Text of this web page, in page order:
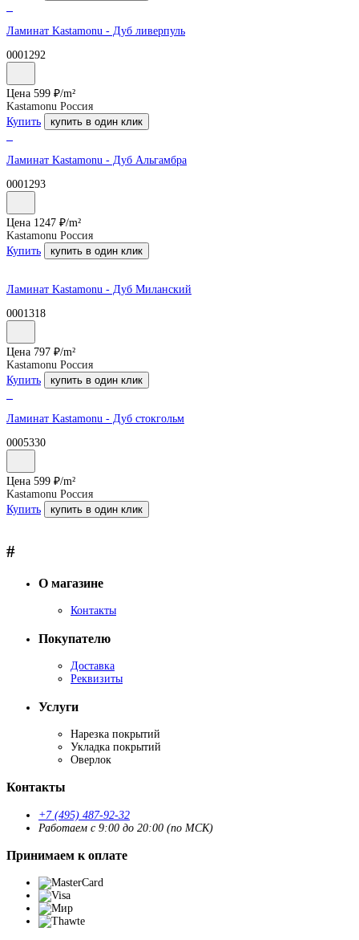
Ламинат Kastamonu - Дуб ливерпуль
0001292
Цена 599 ₽/m²
Kastamonu Россия
Купить
купить в один клик
Ламинат Kastamonu - Дуб Альгамбра
0001293
Цена 1247 ₽/m²
Kastamonu Россия
Купить
купить в один клик
Ламинат Kastamonu - Дуб Миланский
0001318
Цена 797 ₽/m²
Kastamonu Россия
Купить
купить в один клик
Ламинат Kastamonu - Дуб стокгольм
0005330
Цена 599 ₽/m²
Kastamonu Россия
Купить
купить в один клик
#
О магазине
Контакты
Покупателю
Доставка
Реквизиты
Услуги
Нарезка покрытий
Укладка покрытий
Оверлок
Контакты
+7 (495) 487-92-32
Работаем с 9:00 до 20:00 (по МСК)
Принимаем к оплате